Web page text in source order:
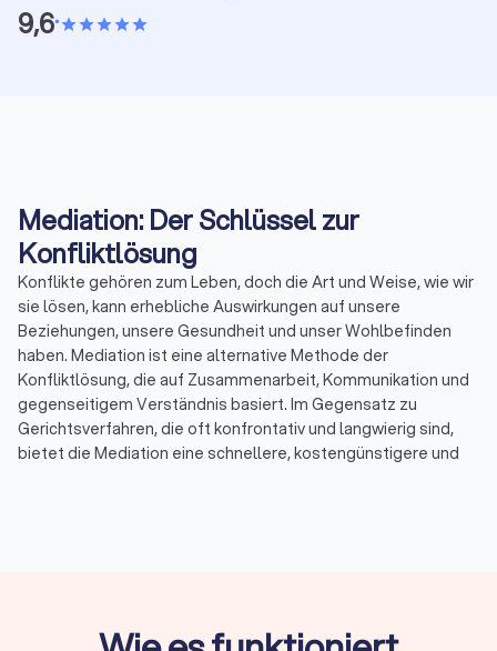
9,6•starstarstarstarstar
Mediation: Der Schlüssel zur
Konfliktlösung
Konflikte gehören zum Leben, doch die Art und Weise, wie wir
sie lösen, kann erhebliche Auswirkungen auf unsere
Beziehungen, unsere Gesundheit und unser Wohlbefinden
haben. Mediation ist eine alternative Methode der
Konfliktlösung, die auf Zusammenarbeit, Kommunikation und
gegenseitigem Verständnis basiert. Im Gegensatz zu
Gerichtsverfahren, die oft konfrontativ und langwierig sind,
bietet die Mediation eine schnellere, kostengünstigere und